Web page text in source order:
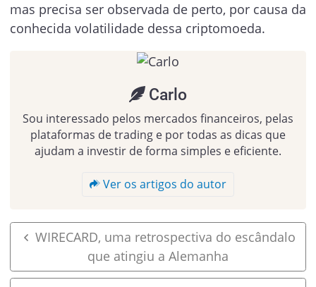
mas precisa ser observada de perto, por causa da
conhecida volatilidade dessa criptomoeda.
Carlo
Sou interessado pelos mercados financeiros, pelas
plataformas de trading e por todas as dicas que
ajudam a investir de forma simples e eficiente.
Ver os artigos do autor
WIRECARD, uma retrospectiva do escândalo
que atingiu a Alemanha